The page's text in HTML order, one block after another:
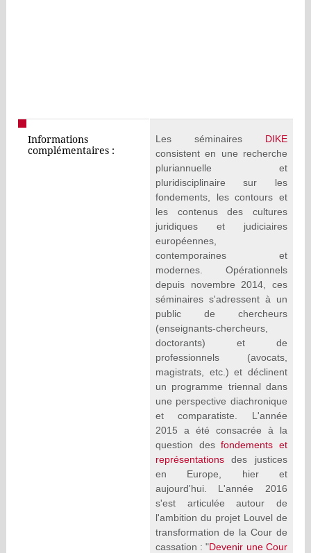
Informations
complémentaires :
Les séminaires DIKE
consistent en une recherche
pluriannuelle et
pluridisciplinaire sur les
fondements, les contours et
les contenus des cultures
juridiques et judiciaires
européennes,
contemporaines et
modernes. Opérationnels
depuis novembre 2014, ces
séminaires s'adressent à un
public de chercheurs
(enseignants-chercheurs,
doctorants) et de
professionnels (avocats,
magistrats, etc.) et déclinent
un programme triennal dans
une perspective diachronique
et comparatiste. L'année
2015 a été consacrée à la
question desfondements et
représentationsdes justices
en Europe, hier et
aujourd'hui. L'année 2016
s'est articulée autour de
l'ambition du projet Louvel de
transformation de la Cour de
cassation : "Devenir une Cour